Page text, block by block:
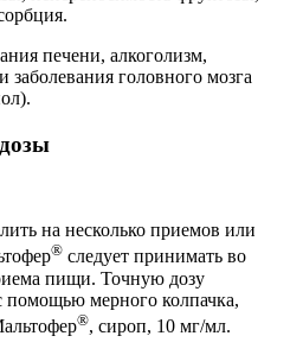
печени, алкоголизм,
заболевания головного мозга
на несколько приемов или
® следует принимать во
пищи. Точную дозу
помощью мерного колпачка,
®, сироп, 10 мг/мл.